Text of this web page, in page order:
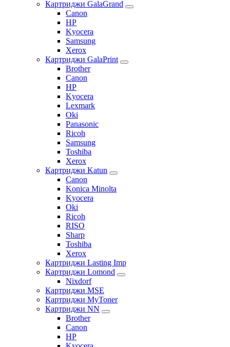
Картриджи GalaGrand
Canon
HP
Kyocera
Samsung
Xerox
Картриджи GalaPrint
Brother
Canon
HP
Kyocera
Lexmark
Oki
Panasonic
Ricoh
Samsung
Toshiba
Xerox
Картриджи Katun
Canon
Konica Minolta
Kyocera
Oki
Ricoh
RISO
Sharp
Toshiba
Xerox
Картриджи Lasting Imp
Картриджи Lomond
Nixdorf
Картриджи MSE
Картриджи MyToner
Картриджи NN
Brother
Canon
HP